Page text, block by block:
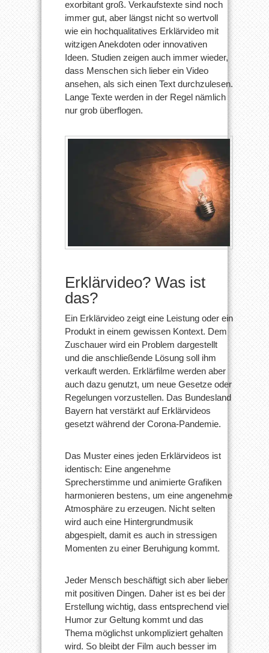
besten
exorbitant groß. Verkaufstexte sind noch
immer gut, aber längst nicht so wertvoll
wie ein hochqualitatives Erklärvideo mit
witzigen Anekdoten oder innovativen
Ideen. Studien zeigen auch immer wieder,
dass Menschen sich lieber ein Video
ansehen, als sich einen Text durchzulesen.
Lange Texte werden in der Regel nämlich
nur grob überflogen.
Erklärvideo? Was ist
das?
Ein Erklärvideo zeigt eine Leistung oder ein
Produkt in einem gewissen Kontext. Dem
Zuschauer wird ein Problem dargestellt
und die anschließende Lösung soll ihm
verkauft werden. Erklärfilme werden aber
auch dazu genutzt, um neue Gesetze oder
Regelungen vorzustellen. Das Bundesland
Bayern hat verstärkt auf Erklärvideos
gesetzt während der Corona-Pandemie.
Das Muster eines jeden Erklärvideos ist
identisch: Eine angenehme
Sprecherstimme und animierte Grafiken
harmonieren bestens, um eine angenehme
Atmosphäre zu erzeugen. Nicht selten
wird auch eine Hintergrundmusik
abgespielt, damit es auch in stressigen
Momenten zu einer Beruhigung kommt.
Jeder Mensch beschäftigt sich aber lieber
mit positiven Dingen. Daher ist es bei der
Erstellung wichtig, dass entsprechend viel
Humor zur Geltung kommt und das
Thema möglichst unkompliziert gehalten
wird. So bleibt der Film auch besser im